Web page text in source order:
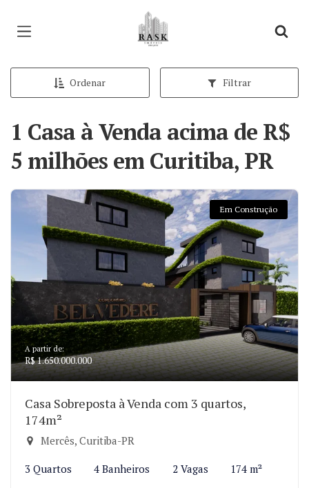
Página inicial
Ordenar Filtrar
1 Casa à Venda acima de R$
5 milhões em Curitiba, PR
Em Construção
A partir de:
R$ 1.650.000.000
Casa Sobreposta à Venda com 3 quartos,
174m²
Mercês, Curitiba-PR
3 Quartos 4 Banheiros 2 Vagas 174 m²